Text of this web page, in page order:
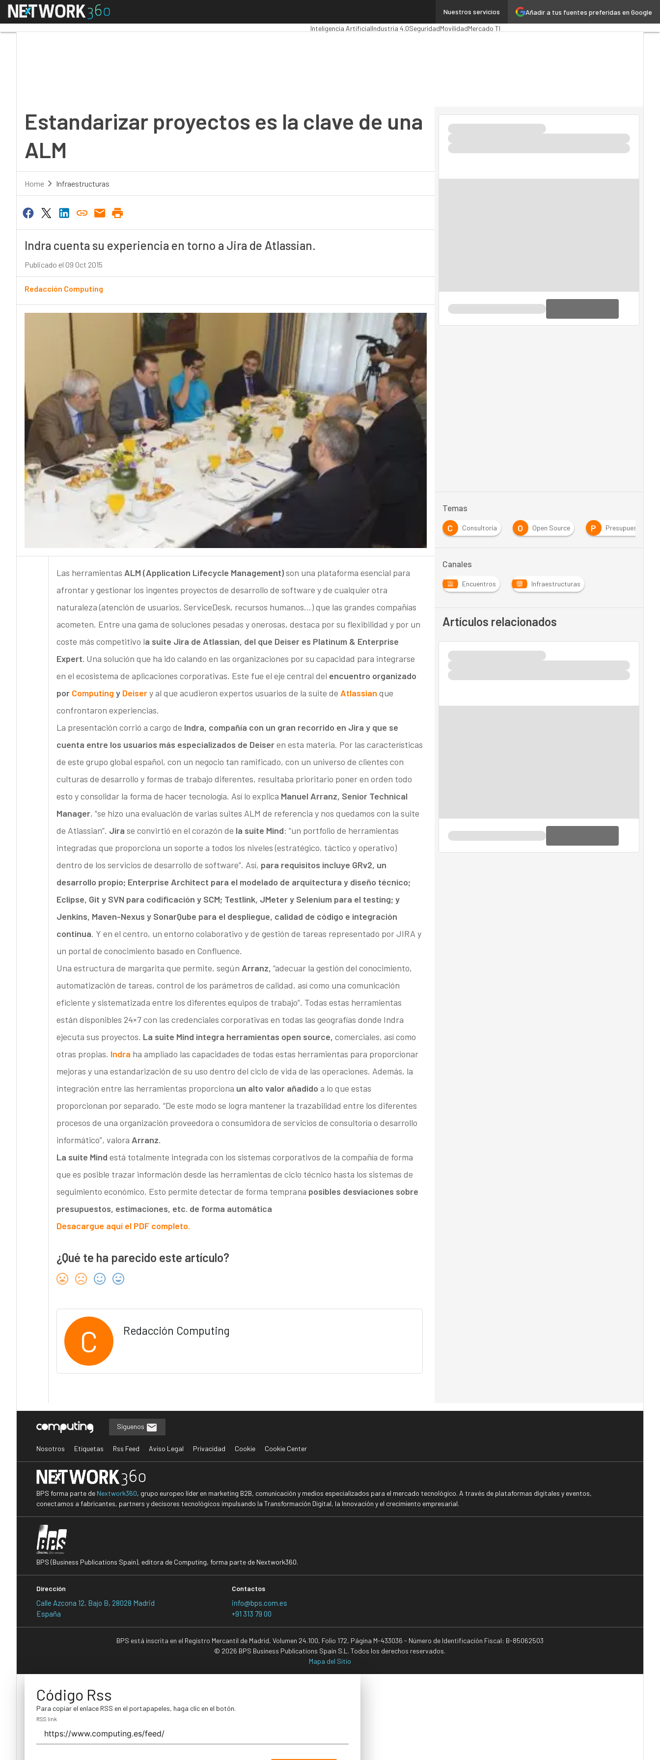
Añadir a tus fuentes preferidas en Google
Nuestros servicios
Menú Administración PúblicaMarTechCloud
Inteligencia ArtificialIndustria 4.0SeguridadMovilidadMercado TI
Estandarizar proyectos es la clave de una
ALM
Home Infraestructuras
Indra cuenta su experiencia en torno a Jira de Atlassian.
Publicado el 09 Oct 2015
Redacción Computing
Las herramientas ALM (Application Lifecycle Management)son una plataforma esencial para
afrontar y gestionar los ingentes proyectos de desarrollo de software y de cualquier otra
naturaleza (atención de usuarios, ServiceDesk, recursos humanos…) que las grandes compañías
acometen. Entre una gama de soluciones pesadas y onerosas, destaca por su flexibilidad y por un
coste más competitivo la suite Jira de Atlassian, del que Deiser es Platinum & Enterprise
Expert. Una solución que ha ido calando en las organizaciones por su capacidad para integrarse
en el ecosistema de aplicaciones corporativas. Este fue el eje central del encuentro organizado
por Computing y Deiser y al que acudieron expertos usuarios de la suite de Atlassian que
confrontaron experiencias.
La presentación corrió a cargo de Indra, compañía con un gran recorrido en Jira y que se
cuenta entre los usuarios más especializados de Deiseren esta materia. Por las características
de este grupo global español, con un negocio tan ramificado, con un universo de clientes con
culturas de desarrollo y formas de trabajo diferentes, resultaba prioritario poner en orden todo
esto y consolidar la forma de hacer tecnología. Así lo explica Manuel Arranz, Senior Technical
Manager, “se hizo una evaluación de varias suites ALM de referencia y nos quedamos con la suite
de Atlassian”. Jira se convirtió en el corazón de la suite Mind: “un portfolio de herramientas
integradas que proporciona un soporte a todos los niveles (estratégico, táctico y operativo)
dentro de los servicios de desarrollo de software”. Así, para requisitos incluye GRv2, un
desarrollo propio; Enterprise Architect para el modelado de arquitectura y diseño técnico;
Eclipse, Git y SVN para codificación y SCM; Testlink, JMeter y Selenium para el testing; y
Jenkins, Maven-Nexus y SonarQube para el despliegue, calidad de código e integración
continua. Y en el centro, un entorno colaborativo y de gestión de tareas representado por JIRA y
un portal de conocimiento basado en Confluence.
Una estructura de margarita que permite, según Arranz, “adecuar la gestión del conocimiento,
automatización de tareas, control de los parámetros de calidad, así como una comunicación
eficiente y sistematizada entre los diferentes equipos de trabajo”. Todas estas herramientas
están disponibles 24×7 con las credenciales corporativas en todas las geografías donde Indra
ejecuta sus proyectos. La suite Mind integra herramientas open source, comerciales, así como
otras propias. Indra ha ampliado las capacidades de todas estas herramientas para proporcionar
mejoras y una estandarización de su uso dentro del ciclo de vida de las operaciones. Además, la
integración entre las herramientas proporciona un alto valor añadido a lo que estas
proporcionan por separado. “De este modo se logra mantener la trazabilidad entre los diferentes
procesos de una organización proveedora o consumidora de servicios de consultoría o desarrollo
informático”, valora Arranz.
La suite Mind está totalmente integrada con los sistemas corporativos de la compañía de forma
que es posible trazar información desde las herramientas de ciclo técnico hasta los sistemas de
seguimiento económico. Esto permite detectar de forma temprana posibles desviaciones sobre
presupuestos, estimaciones, etc. de forma automática
Desacargue aquí el PDF completo.
¿Qué te ha parecido este artículo?
C Redacción Computing
Temas
C Consultoría O Open Source P Presupuestos
Canales
Encuentros Infraestructuras
Artículos relacionados
Síguenos
Nosotros Etiquetas Rss Feed Aviso Legal Privacidad Cookie Cookie Center
BPS forma parte de Nextwork360, grupo europeo líder en marketing B2B, comunicación y medios especializados para el mercado tecnológico. A través de plataformas digitales y eventos,
conectamos a fabricantes, partners y decisores tecnológicos impulsando la Transformación Digital, la Innovación y el crecimiento empresarial.
BPS (Business Publications Spain), editora de Computing, forma parte de Nextwork360.
Dirección
Calle Azcona 12, Bajo B, 28028 Madrid
España
Contactos
info@bps.com.es
+91 313 79 00
BPS está inscrita en el Registro Mercantil de Madrid, Volumen 24.100, Folio 172, Página M-433036 - Número de Identificación Fiscal: B-85062503
© 2026 BPS Business Publications Spain S.L. Todos los derechos reservados.
Mapa del Sitio
Código Rss
Para copiar el enlace RSS en el portapapeles, haga clic en el botón.
RSS link